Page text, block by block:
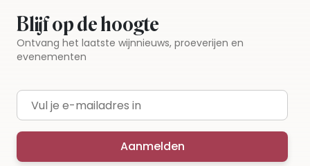
Blijf op de hoogte
Ontvang het laatste wijnnieuws, proeverijen en
evenementen
E-mailadres
Aanmelden